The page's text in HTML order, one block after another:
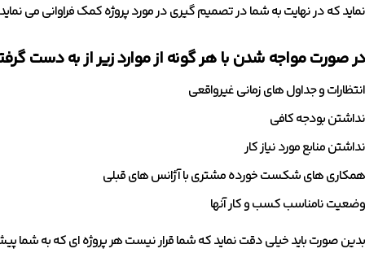
نماید که در نهایت به شما در تصمیم گیری در مورد پروژه کمک فراوانی می
در صورت مواجه شدن با هر گونه از موارد زیر از به دست
انتظارات و جداول های زمانی غیرواقعی
نداشتن بودجه کافی
نداشتن منابع مورد نیاز کار
همکاری های شکست خورده مشتری با آژانس های قبلی
وضعیت نامناسب کسب و کار آنها
بدین صورت باید خیلی دقت نماید که شما قرار نیست هر پروژه ای که به شما